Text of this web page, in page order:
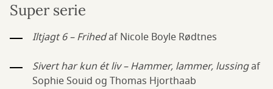
Super serie
Iltjagt 6 – Frihedaf Nicole Boyle Rødtnes
Sivert har kun ét liv – Hammer, lammer, lussingaf
Sophie Souid og Thomas Hjorthaab